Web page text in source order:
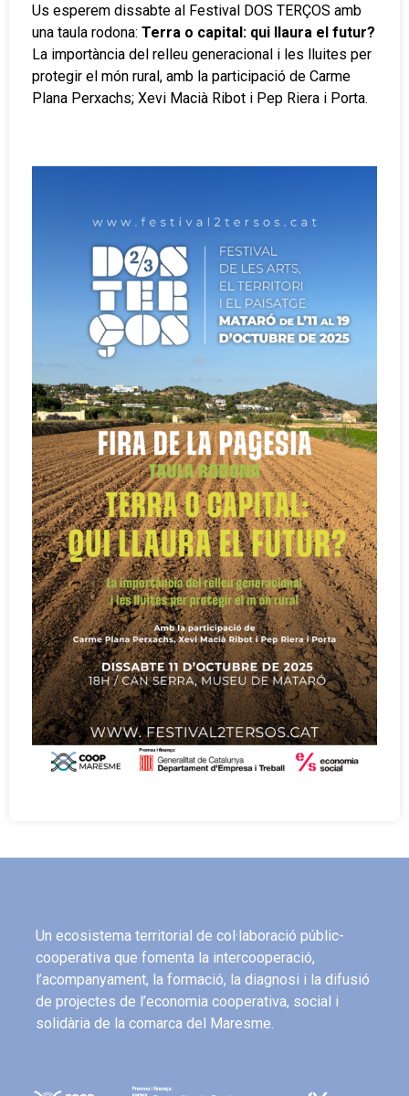
Us esperem dissabte al Festival DOS TERÇOS amb
una taula rodona: Terra o capital: qui llaura el futur?
La importància del relleu generacional i les lluites per
protegir el món rural, amb la participació de Carme
Plana Perxachs; Xevi Macià Ribot i Pep Riera i Porta.
Un ecosistema territorial de col·laboració públic-
cooperativa que fomenta la intercooperació,
l’acompanyament, la formació, la diagnosi i la difusió
de projectes de l’economia cooperativa, social i
solidària de la comarca del Maresme.